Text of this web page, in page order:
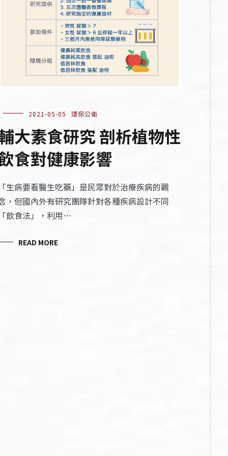
2021-05-05 環保公衛
大素食研究 剖析植物性
食對健康影響
生病要看醫生吃藥」是民眾對於治療疾病的觀
，但國內外有研究團隊針對各種疾病設計不同
飲食法」，利用…
READ MORE